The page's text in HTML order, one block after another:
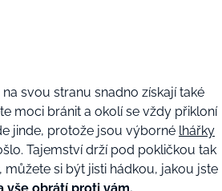
svou stranu snadno získají také
moci bránit a okolí se vždy přikloní
jinde, protože jsou výborné lhářky
Tajemství drží pod pokličkou tak
si být jisti hádkou, jakou jste